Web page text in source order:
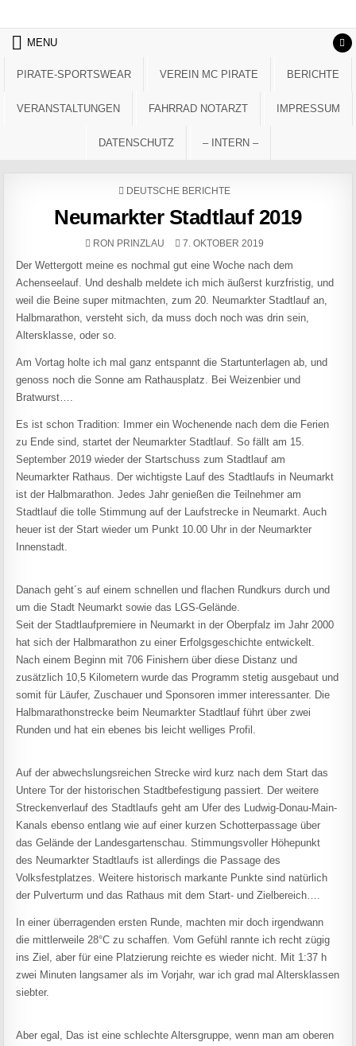
MENU
PIRATE-SPORTSWEAR VEREIN MC PIRATE BERICHTE
VERANSTALTUNGEN FAHRRAD NOTARZT IMPRESSUM
DATENSCHUTZ – INTERN –
POSTED IN
DEUTSCHE BERICHTE
Neumarkter Stadtlauf 2019
AUTHOR:
RON PRINZLAU PUBLISHED DATE:
7. OKTOBER 2019
Der Wettergott meine es nochmal gut eine Woche nach dem
Achenseelauf. Und deshalb meldete ich mich äußerst kurzfristig, und
weil die Beine super mitmachten, zum 20. Neumarkter Stadtlauf an,
Halbmarathon, versteht sich, da muss doch noch was drin sein,
Altersklasse, oder so.
Am Vortag holte ich mal ganz entspannt die Startunterlagen ab, und
genoss noch die Sonne am Rathausplatz. Bei Weizenbier und
Bratwurst….
Es ist schon Tradition: Immer ein Wochenende nach dem die Ferien
zu Ende sind, startet der Neumarkter Stadtlauf. So fällt am 15.
September 2019 wieder der Startschuss zum Stadtlauf am
Neumarkter Rathaus. Der wichtigste Lauf des Stadtlaufs in Neumarkt
ist der Halbmarathon. Jedes Jahr genießen die Teilnehmer am
Stadtlauf die tolle Stimmung auf der Laufstrecke in Neumarkt. Auch
heuer ist der Start wieder um Punkt 10.00 Uhr in der Neumarkter
Innenstadt.
Danach geht´s auf einem schnellen und flachen Rundkurs durch und
um die Stadt Neumarkt sowie das LGS-Gelände.
Seit der Stadtlaufpremiere in Neumarkt in der Oberpfalz im Jahr 2000
hat sich der Halbmarathon zu einer Erfolgsgeschichte entwickelt.
Nach einem Beginn mit 706 Finishern über diese Distanz und
zusätzlich 10,5 Kilometern wurde das Programm stetig ausgebaut und
somit für Läufer, Zuschauer und Sponsoren immer interessanter. Die
Halbmarathonstrecke beim Neumarkter Stadtlauf führt über zwei
Runden und hat ein ebenes bis leicht welliges Profil.
Auf der abwechslungsreichen Strecke wird kurz nach dem Start das
Untere Tor der historischen Stadtbefestigung passiert. Der weitere
Streckenverlauf des Stadtlaufs geht am Ufer des Ludwig-Donau-Main-
Kanals ebenso entlang wie auf einer kurzen Schotterpassage über
das Gelände der Landesgartenschau. Stimmungsvoller Höhepunkt
des Neumarkter Stadtlaufs ist allerdings die Passage des
Volksfestplatzes. Weitere historisch markante Punkte sind natürlich
der Pulverturm und das Rathaus mit dem Start- und Zielbereich….
In einer überragenden ersten Runde, machten mir doch irgendwann
die mittlerweile 28°C zu schaffen. Vom Gefühl rannte ich recht zügig
ins Ziel, aber für eine Platzierung reichte es wieder nicht. Mit 1:37 h
zwei Minuten langsamer als im Vorjahr, war ich grad mal Altersklassen
siebter.
Aber egal, Das ist eine schlechte Altersgruppe, wenn man am oberen